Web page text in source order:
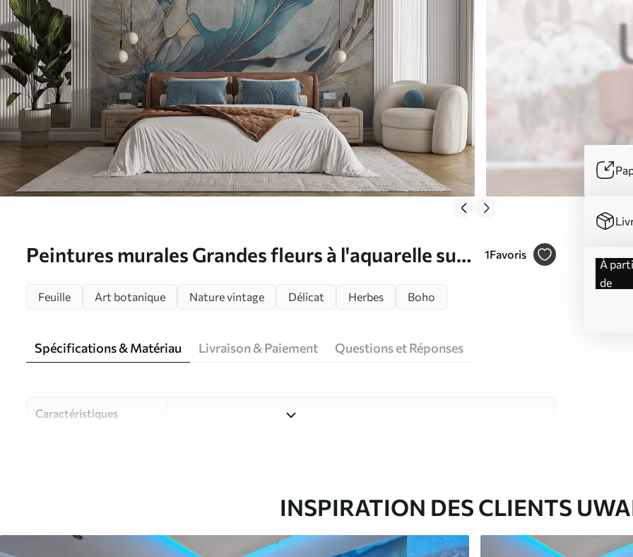
Peintures murales Grandes fleurs à l'aquarelle sur
1Favoris
à partir
de
Feuille
Art botanique Nature vintage Délicat Herbes Boho
Spécifications & Matériau Livraison & Paiement Questions et Réponses
Caractéristiques
Studio de design Uwalls
u93998
INSPIRATION DES CLIENTS